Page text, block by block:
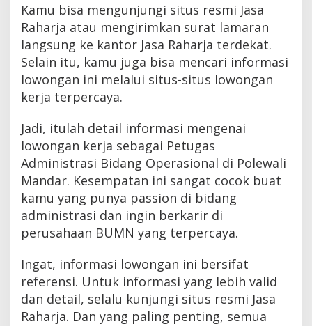
Kamu bisa mengunjungi situs resmi Jasa
Raharja atau mengirimkan surat lamaran
langsung ke kantor Jasa Raharja terdekat.
Selain itu, kamu juga bisa mencari informasi
lowongan ini melalui situs-situs lowongan
kerja terpercaya.
Jadi, itulah detail informasi mengenai
lowongan kerja sebagai Petugas
Administrasi Bidang Operasional di Polewali
Mandar. Kesempatan ini sangat cocok buat
kamu yang punya passion di bidang
administrasi dan ingin berkarir di
perusahaan BUMN yang terpercaya.
Ingat, informasi lowongan ini bersifat
referensi. Untuk informasi yang lebih valid
dan detail, selalu kunjungi situs resmi Jasa
Raharja. Dan yang paling penting, semua